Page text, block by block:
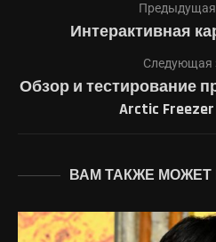
Предыдущая
Интерактивная
Следующая
Обзор и тестирование
Arctic Freezer
ВАМ ТАКЖЕ